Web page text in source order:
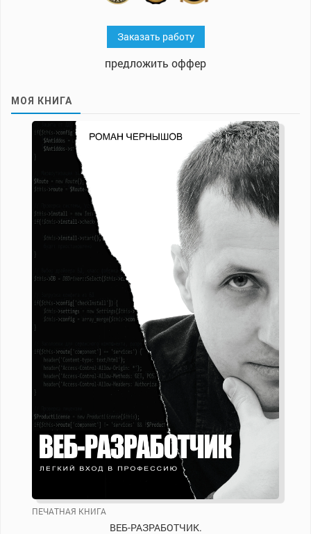
Заказать работу
предложить оффер
МОЯ КНИГА
ПЕЧАТНАЯ КНИГА
ВЕБ-РАЗРАБОТЧИК.